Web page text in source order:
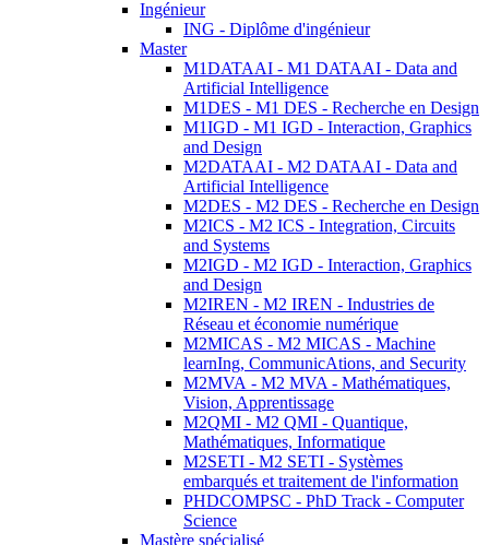
Ingénieur
ING - Diplôme d'ingénieur
Master
M1DATAAI - M1 DATAAI - Data and
Artificial Intelligence
M1DES - M1 DES - Recherche en Design
M1IGD - M1 IGD - Interaction, Graphics
and Design
M2DATAAI - M2 DATAAI - Data and
Artificial Intelligence
M2DES - M2 DES - Recherche en Design
M2ICS - M2 ICS - Integration, Circuits
and Systems
M2IGD - M2 IGD - Interaction, Graphics
and Design
M2IREN - M2 IREN - Industries de
Réseau et économie numérique
M2MICAS - M2 MICAS - Machine
learnIng, CommunicAtions, and Security
M2MVA - M2 MVA - Mathématiques,
Vision, Apprentissage
M2QMI - M2 QMI - Quantique,
Mathématiques, Informatique
M2SETI - M2 SETI - Systèmes
embarqués et traitement de l'information
PHDCOMPSC - PhD Track - Computer
Science
Mastère spécialisé